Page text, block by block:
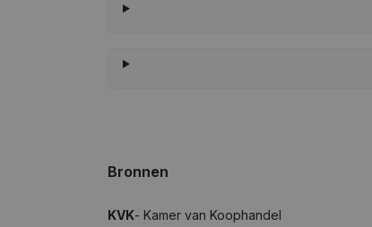
Bronnen
KVK- Kamer van Koophandel